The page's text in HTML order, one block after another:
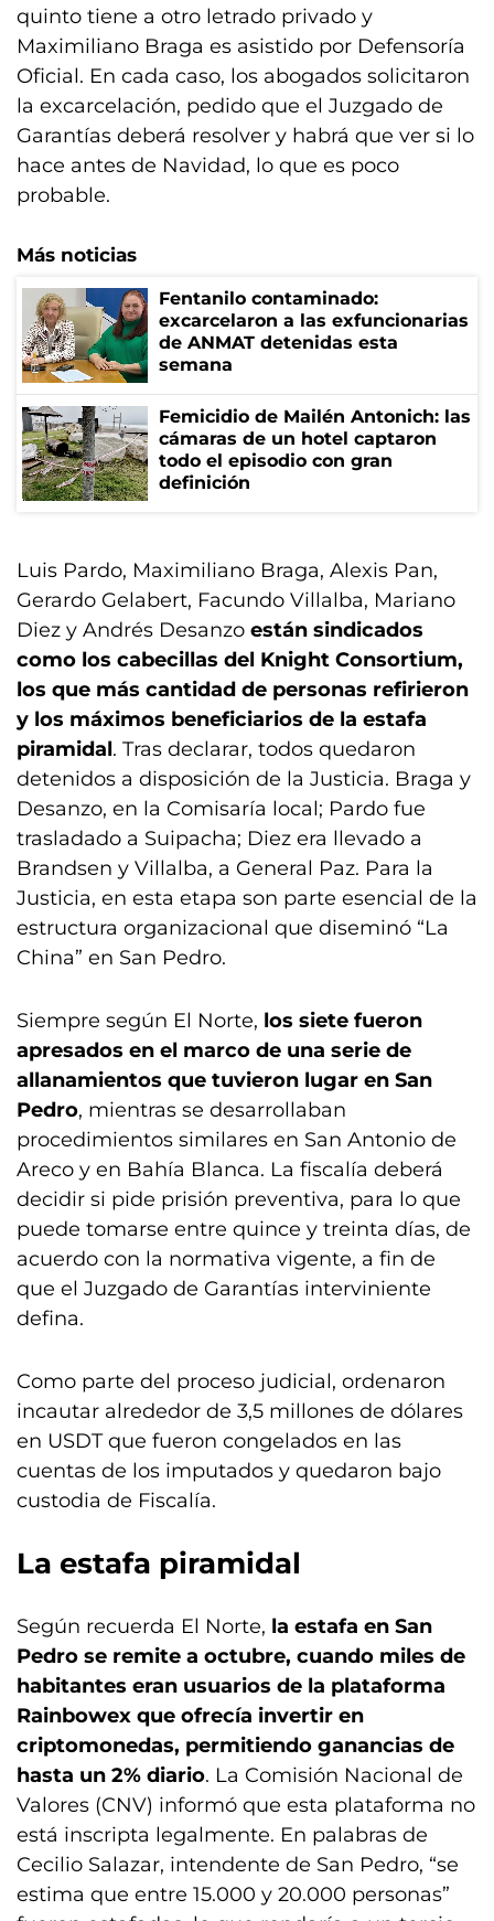
quinto tiene a otro letrado privado y
Maximiliano Braga es asistido por Defensoría
Oficial. En cada caso, los abogados solicitaron
la excarcelación, pedido que el Juzgado de
Garantías deberá resolver y habrá que ver si lo
hace antes de Navidad, lo que es poco
probable.
Más noticias
Fentanilo contaminado:
excarcelaron a las exfuncionarias
de ANMAT detenidas esta
semana
Femicidio de Mailén Antonich: las
cámaras de un hotel captaron
todo el episodio con gran
definición
Luis Pardo, Maximiliano Braga, Alexis Pan,
Gerardo Gelabert, Facundo Villalba, Mariano
Diez y Andrés Desanzo están sindicados
como los cabecillas del Knight Consortium,
los que más cantidad de personas refirieron
y los máximos beneficiarios de la estafa
piramidal. Tras declarar, todos quedaron
detenidos a disposición de la Justicia. Braga y
Desanzo, en la Comisaría local; Pardo fue
trasladado a Suipacha; Diez era llevado a
Brandsen y Villalba, a General Paz. Para la
Justicia, en esta etapa son parte esencial de la
estructura organizacional que diseminó “La
China” en San Pedro.
Siempre según El Norte, los siete fueron
apresados en el marco de una serie de
allanamientos que tuvieron lugar en San
Pedro, mientras se desarrollaban
procedimientos similares en San Antonio de
Areco y en Bahía Blanca. La fiscalía deberá
decidir si pide prisión preventiva, para lo que
puede tomarse entre quince y treinta días, de
acuerdo con la normativa vigente, a fin de
que el Juzgado de Garantías interviniente
defina.
Como parte del proceso judicial, ordenaron
incautar alrededor de 3,5 millones de dólares
en USDT que fueron congelados en las
cuentas de los imputados y quedaron bajo
custodia de Fiscalía.
La estafa piramidal
Según recuerda El Norte, la estafa en San
Pedro se remite a octubre, cuando miles de
habitantes eran usuarios de la plataforma
Rainbowex que ofrecía invertir en
criptomonedas, permitiendo ganancias de
hasta un 2% diario. La Comisión Nacional de
Valores (CNV) informó que esta plataforma no
está inscripta legalmente. En palabras de
Cecilio Salazar, intendente de San Pedro, “se
estima que entre 15.000 y 20.000 personas”